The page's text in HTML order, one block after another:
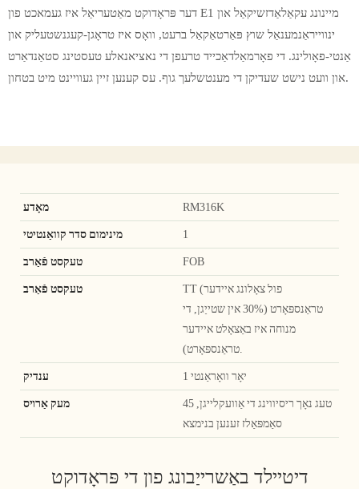
דער פּראָדוקט מאַטעריאַל איז געמאכט פון E1 מיינונג עקאַלאַדזשיקאַל און
ינווייראַנמענאַל שוץ פּאַרטאַקאַל ברעט, וואָס איז טראָגן-קעגנשטעליק און
אַנטי-פאָולינג. די פאָרמאַלדאַכייד טרעפן די נאציאנאלע טעסטינג סטאַנדאַרט
און וועט נישט שעדיקן די מענטשלעך גוף. עס קענען זיין געוויינט מיט בטחון.
RM316K
1
FOB
TT (פול צאָלונג איידער
טראַנספּאָרט (30% אין שטייַגן, די
מנוחה איז באַצאָלט איידער
1 יאָר וואָראַנטי
45 טעג נאָך ריסיווינג די אַוועקלייגן,
סאַמפּאַלז זענען בנימצא
דיטיילד באַשרייַבונג פון די פּראָדוקט